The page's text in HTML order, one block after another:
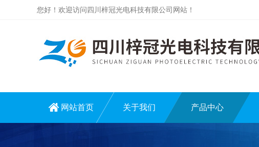
您好！欢迎访问四川梓冠光电科技有限公司网站！
网站首页 关于我们 产品中心